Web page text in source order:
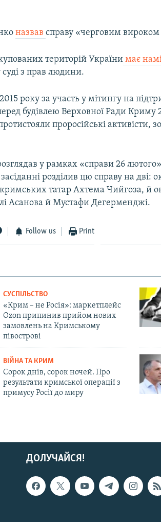
назвавсправу «черговим вироком
територій України має
з прав людини.
року за участь у мітингу на
будівлею Верховної Ради Криму
проросійські активісти,
у рамках «справи 26 лютого»
розділив цю справу на дві:
татар Ахтема Чийгоза, й
Асанова й Мустафи Дегерменджі.
Follow us Print
СУСПІЛЬСТВО
«Крим – не Росія»: маркетплейс
Ozon припинив прийом нових
замовлень на Кримському
півострові
ВІЙНА ТА КРИМ
Сорок днів, сорок ночей. Про
результати кримської операції з
примусу Росії до миру
ДОЛУЧАЙСЯ!